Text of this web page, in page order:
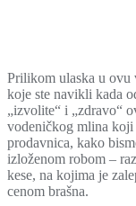
Prilikom ulaska u ovu
koje ste navikli kada
„izvolite“ i „zdravo“
vodeničkog mlina koji
prodavnica, kako
izloženom robom –
kese, na kojima je
cenom brašna.